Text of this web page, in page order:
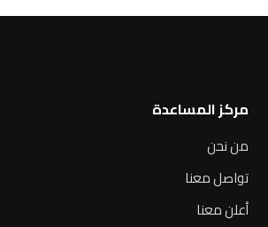
مركز المساعدة
من نحن
تواصل معنا
أعلن معنا